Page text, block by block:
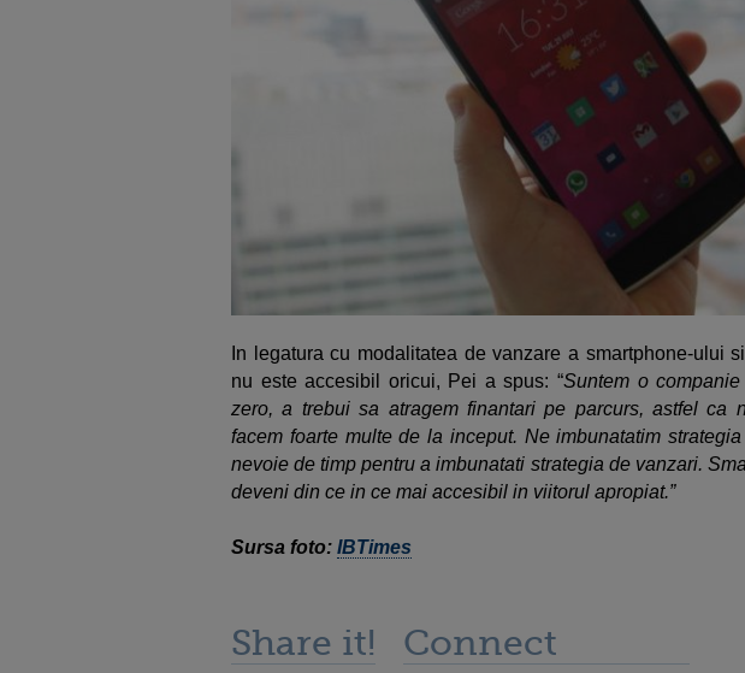
In legatura cu modalitatea de vanzare a smartphone-ului
nu este accesibil oricui, Pei a spus: “Suntem o
zero, a trebui sa atragem finantari pe parcurs, astfel ca
facem foarte multe de la inceput. Ne imbunatatim
nevoie de timp pentru a imbunatati strategia de vanzari.
deveni din ce in ce mai accesibil in viitorul apropiat.”
Sursa foto: IBTimes
Share it! Connect